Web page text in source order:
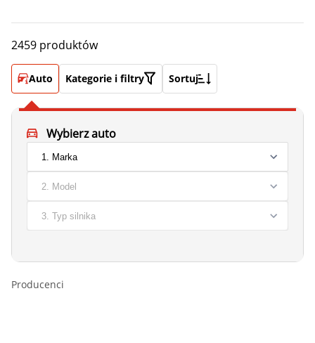
2459 produktów
Auto Kategorie i filtry Sortuj
Wybierz auto
Producenci